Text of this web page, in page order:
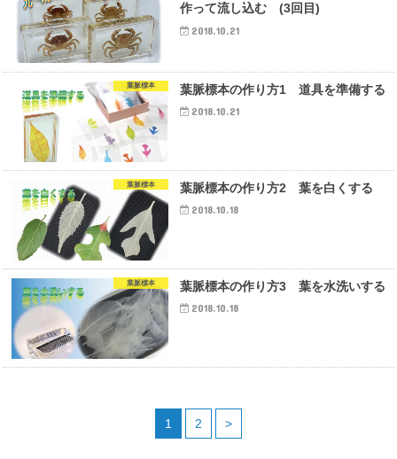
作って流し込む (3回目)
2018.10.21
葉脈標本 葉脈標本の作り方1 道具を準備する
2018.10.21
葉脈標本 葉脈標本の作り方2 葉を白くする
2018.10.18
葉脈標本 葉脈標本の作り方3 葉を水洗いする
2018.10.18
1 2 >